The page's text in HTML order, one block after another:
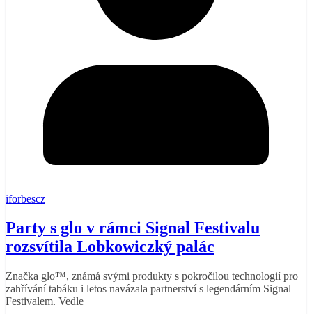
iforbescz
Party s glo v rámci Signal Festivalu
rozsvítila Lobkowiczký palác
Značka glo™, známá svými produkty s pokročilou technologií pro
zahřívání tabáku i letos navázala partnerství s legendárním Signal
Festivalem. Vedle